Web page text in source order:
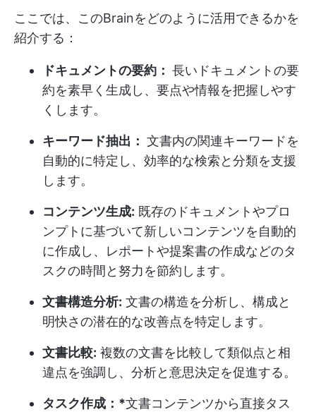
ここでは、このBrainをどのように活用できるかを
紹介する：
ドキュメントの要約： 長いドキュメントの要
約を素早く生成し、要点や情報を把握しやす
くします。
キーワード抽出： 文書内の関連キーワードを
自動的に特定し、効率的な検索と分類を支援
します。
コンテンツ生成: 既存のドキュメントやプロ
ンプトに基づいて新しいコンテンツを自動的
に作成し、レポートや提案書の作成などのタ
スクの時間と努力を節約します。
文書構造分析: 文書の構造を分析し、構成と
明快さの潜在的な改善点を特定します。
文書比較: 複数の文書を比較して類似点と相
違点を強調し、分析と意思決定を促進する。
タスク作成：*文書コンテンツから直接タス